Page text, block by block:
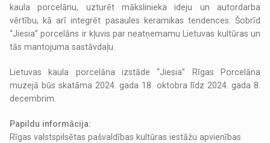
kaula porcelānu, uzturēt mākslinieka ideju un autordarba
vērtību, kā arī integrēt pasaules keramikas tendences. Šobrīd
“Jiesia” porcelāns ir kļuvis par neatņemamu Lietuvas kultūras un
tās mantojuma sastāvdaļu.
Lietuvas kaula porcelāna izstāde “Jiesia” Rīgas Porcelāna
muzejā būs skatāma 2024. gada 18. oktobra līdz 2024. gada 8.
decembrim.
Papildu informācija:
Rīgas valstspilsētas pašvaldības kultūras iestāžu apvienības